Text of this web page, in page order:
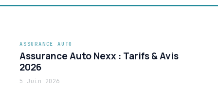
ASSURANCE AUTO
Assurance Auto Nexx : Tarifs & Avis
2026
5 Juin 2026